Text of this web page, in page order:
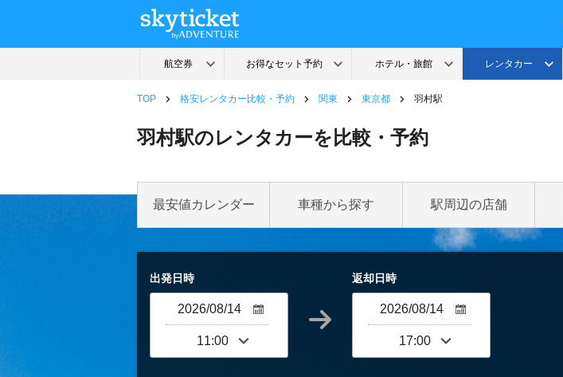
TOP 格安レンタカー比較・予約 関東 東京都 羽村駅
羽村駅のレンタカーを比較・予約
最安値カレンダー 車種から探す 駅周辺の店舗
出発日時 返却日時